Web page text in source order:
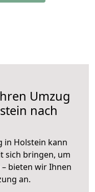
Umzug
nach
in Holstein kann
sich bringen, um
bieten wir Ihnen
an.